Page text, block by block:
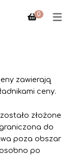
0
zawierają
ceny.
złożone
do
poza obszar
po